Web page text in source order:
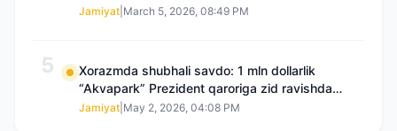
Saidnazirxanovaning “zami” gʻoyib boʻlgan
Jamiyat March 5, 2026, 08:49 PM
5
Xorazmda shubhali savdo: 1 mln dollarlik
“Akvapark” Prezident qaroriga zid ravishda
sotilgani maʼlum boʻldi
Jamiyat May 2, 2026, 04:08 PM